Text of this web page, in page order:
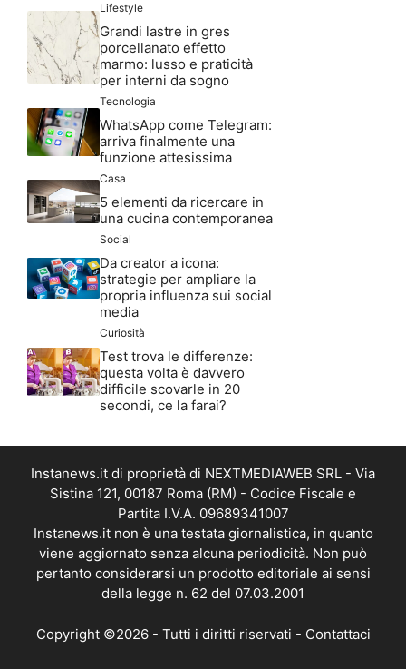
Lifestyle
Grandi lastre in gres
porcellanato effetto
marmo: lusso e praticità
per interni da sogno
Tecnologia
WhatsApp come Telegram:
arriva finalmente una
funzione attesissima
Casa
5 elementi da ricercare in
una cucina contemporanea
Social
Da creator a icona:
strategie per ampliare la
propria influenza sui social
media
Curiosità
Test trova le differenze:
questa volta è davvero
difficile scovarle in 20
secondi, ce la farai?
Instanews.it di proprietà di NEXTMEDIAWEB SRL - Via
Sistina 121, 00187 Roma (RM) - Codice Fiscale e
Partita I.V.A. 09689341007
Instanews.it non è una testata giornalistica, in quanto
viene aggiornato senza alcuna periodicità. Non può
pertanto considerarsi un prodotto editoriale ai sensi
della legge n. 62 del 07.03.2001
Copyright ©2026 - Tutti i diritti riservati - Contattaci